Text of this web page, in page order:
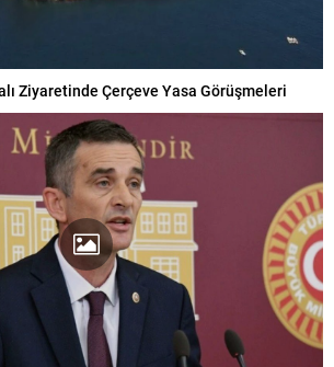
Ziyaretinde Çerçeve Yasa Görüşmeleri